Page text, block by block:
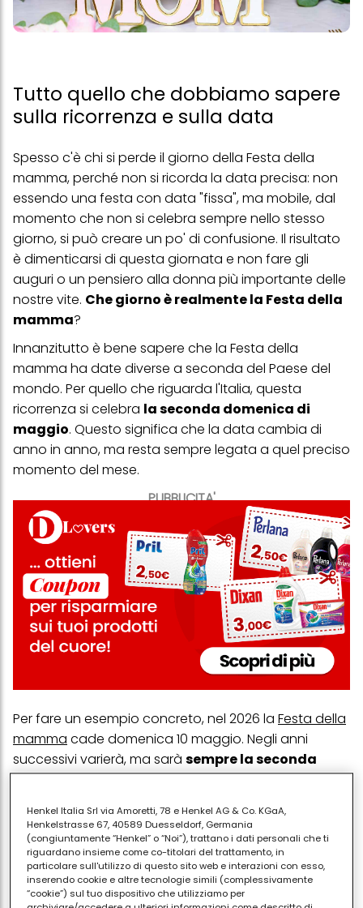
Tutto quello che dobbiamo sapere
sulla ricorrenza e sulla data
PUBBLICITA'
Spesso c'è chi si perde il giorno della Festa della
mamma, perché non si ricorda la data precisa: non
essendo una festa con data "fissa", ma mobile, dal
momento che non si celebra sempre nello stesso
giorno, si può creare un po' di confusione. Il risultato
è dimenticarsi di questa giornata e non fare gli
auguri o un pensiero alla donna più importante delle
nostre vite. Che giorno è realmente la Festa della
mamma?
Innanzitutto è bene sapere che la Festa della
mamma ha date diverse a seconda del Paese del
mondo. Per quello che riguarda l'Italia, questa
ricorrenza si celebra la seconda domenica di
maggio. Questo significa che la data cambia di
anno in anno, ma resta sempre legata a quel preciso
momento del mese.
Per fare un esempio concreto, nel 2026 la Festa della
mamma cade domenica 10 maggio. Negli anni
successivi varierà, ma sarà sempre la seconda
domenica del mese. Questa scelta non è casuale.
data fissa, ma dagli anni Duemila è stata allineata
alla tradizione di molti altri Paesi, come gli Stati Uniti.
La Festa della mamma ha un significato molto
semplice ma importante: è un’occasione per
Henkel Italia Srl via Amoretti, 78 e Henkel AG & Co. KGaA,
Henkelstrasse 67, 40589 Duesseldorf, Germania
(congiuntamente “Henkel” o “Noi”), trattano i dati personali che ti
riguardano insieme come co-titolari del trattamento, in
particolare sull'utilizzo di questo sito web e interazioni con esso,
inserendo cookie e altre tecnologie simili (complessivamente
“cookie”) sul tuo dispositivo che utilizziamo per